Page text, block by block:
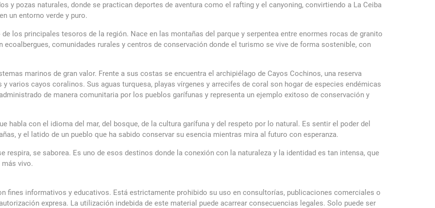
y pozas naturales, donde se practican deportes de aventura como el rafting y el canyoning, convirtiendo a La Ceiba
un entorno verde y puro.
los principales tesoros de la región. Nace en las montañas del parque y serpentea entre enormes rocas de granito
ecoalbergues, comunidades rurales y centros de conservación donde el turismo se vive de forma sostenible, con
marinos de gran valor. Frente a sus costas se encuentra el archipiélago de Cayos Cochinos, una reserva
varios cayos coralinos. Sus aguas turquesa, playas vírgenes y arrecifes de coral son hogar de especies endémicas
de manera comunitaria por los pueblos garífunas y representa un ejemplo exitoso de conservación y
habla con el idioma del mar, del bosque, de la cultura garífuna y del respeto por lo natural. Es sentir el poder del
y el latido de un pueblo que ha sabido conservar su esencia mientras mira al futuro con esperanza.
respira, se saborea. Es uno de esos destinos donde la conexión con la naturaleza y la identidad es tan intensa, que
vivo.
fines informativos y educativos. Está estrictamente prohibido su uso en consultorías, publicaciones comerciales o
expresa. La utilización indebida de este material puede acarrear consecuencias legales. Solo puede ser